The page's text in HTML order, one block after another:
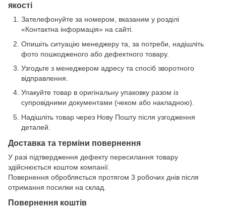
якості
Зателефонуйте за номером, вказаним у розділі
«Контактна інформація» на сайті.
Опишіть ситуацію менеджеру та, за потреби, надішліть
фото пошкодженого або дефектного товару.
Узгодьте з менеджером адресу та спосіб зворотного
відправлення.
Упакуйте товар в оригінальну упаковку разом із
супровідними документами (чеком або накладною).
Надішліть товар через Нову Пошту після узгодження
деталей.
Доставка та терміни повернення
У разі підтвердження дефекту пересилання товару
здійснюється коштом компанії.
Повернення обробляється протягом 3 робочих днів після
отримання посилки на склад.
Повернення коштів